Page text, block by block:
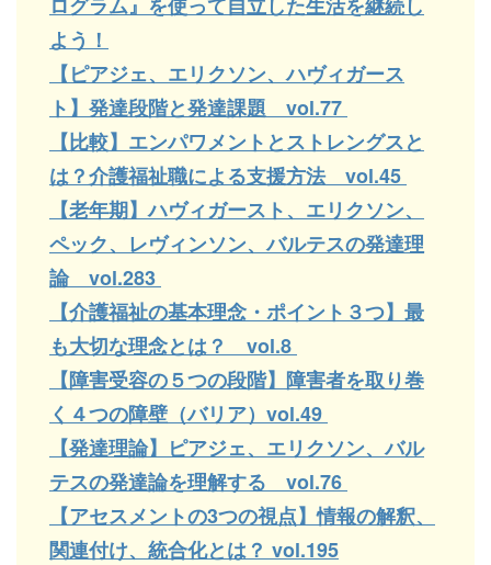
よう！
【ピアジェ、エリクソン、ハヴィガース
ト】発達段階と発達課題 vol.77
【比較】エンパワメントとストレングスと
は？介護福祉職による支援方法 vol.45
【老年期】ハヴィガースト、エリクソン、
ペック、レヴィンソン、バルテスの発達理
論 vol.283
【介護福祉の基本理念・ポイント３つ】最
も大切な理念とは？ vol.8
【障害受容の５つの段階】障害者を取り巻
く４つの障壁（バリア）vol.49
【発達理論】ピアジェ、エリクソン、バル
テスの発達論を理解する vol.76
【アセスメントの3つの視点】情報の解釈、
関連付け、統合化とは？ vol.195